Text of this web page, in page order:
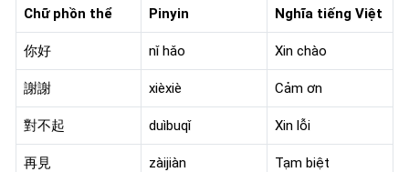
Chữ phồn thể Pinyin Nghĩa tiếng Việt
你好 nǐ hǎo Xin chào
謝謝 xièxiè Cảm ơn
對不起 duìbuqǐ Xin lỗi
再見 zàijiàn Tạm biệt